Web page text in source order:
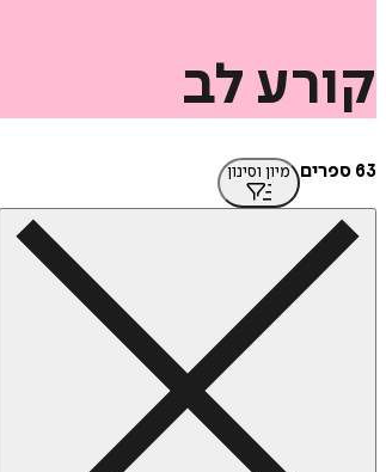
קורע לב
63 ספרים מיון וסינון